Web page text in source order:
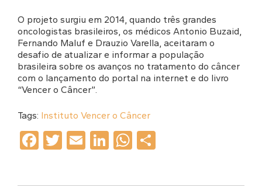
O projeto surgiu em 2014, quando três grandes
oncologistas brasileiros, os médicos Antonio Buzaid,
Fernando Maluf e Drauzio Varella, aceitaram o
desafio de atualizar e informar a população
brasileira sobre os avanços no tratamento do câncer
com o lançamento do portal na internet e do livro
“Vencer o Câncer”.
Tags: Instituto Vencer o Câncer
Facebook
Twitter
EmailLinkedIn
WhatsApp